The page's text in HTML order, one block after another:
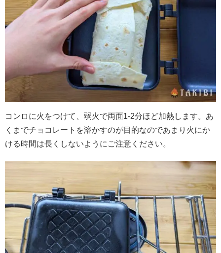
コンロに火をつけて、弱火で両面1-2分ほど加熱します。あ
くまでチョコレートを溶かすのが目的なのであまり火にか
ける時間は長くしないようにご注意ください。